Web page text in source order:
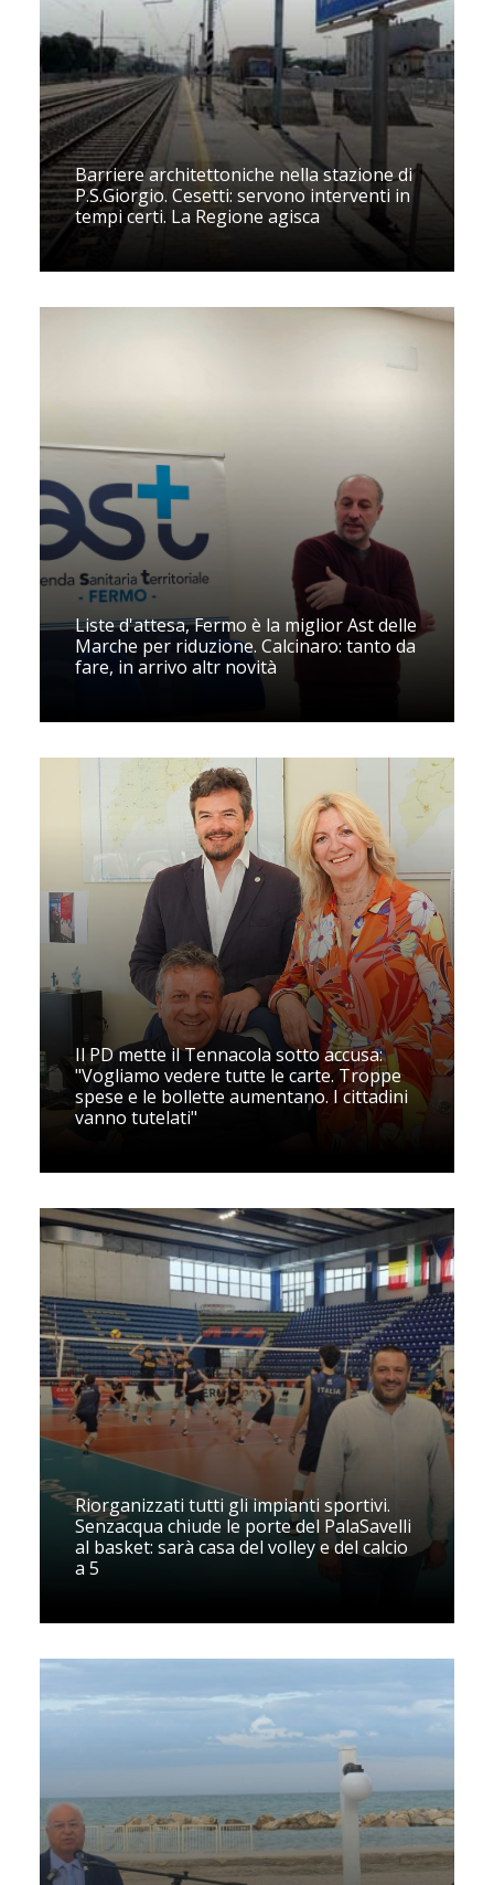
Barriere architettoniche nella stazione di
P.S.Giorgio. Cesetti: servono interventi in
tempi certi. La Regione agisca
Liste d'attesa, Fermo è la miglior Ast delle
Marche per riduzione. Calcinaro: tanto da
fare, in arrivo altr novità
Il PD mette il Tennacola sotto accusa:
"Vogliamo vedere tutte le carte. Troppe
spese e le bollette aumentano. I cittadini
vanno tutelati"
Riorganizzati tutti gli impianti sportivi.
Senzacqua chiude le porte del PalaSavelli
al basket: sarà casa del volley e del calcio
a 5